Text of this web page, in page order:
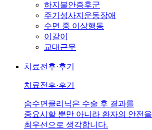
하지불안증후군
주기성사지운동장애
수면 중 이상행동
이갈이
교대근무
치료전후·후기
치료전후·후기
숨수면클리닉은 수술 후 결과를
중요시할 뿐만 아니라 환자의 안전을
최우선으로 생각합니다.